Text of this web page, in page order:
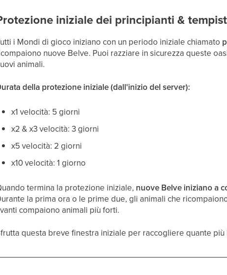
iniziale dei principianti &
i Mondi di gioco iniziano con un periodo iniziale chiamato
nuove Belve. Puoi razziare in sicurezza queste
animali.
della protezione iniziale (dall'inizio del server):
x1 velocità: 5 giorni
x2 & x3 velocità: 3 giorni
x5 velocità: 2 giorni
x10 velocità: 1 giorno
termina la protezione iniziale, nuove Belve iniziano a
la prima ora o le prime due, gli animali che
compaiono animali più forti.
questa breve finestra iniziale per raccogliere quante più